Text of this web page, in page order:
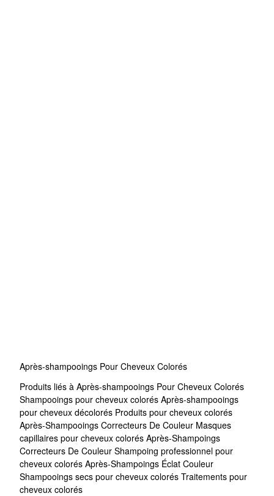
Après-shampooings Pour Cheveux Colorés
Produits liés à Après-shampooings Pour Cheveux Colorés
Shampooings pour cheveux colorés Après-shampooings
pour cheveux décolorés Produits pour cheveux colorés
Après-Shampooings Correcteurs De Couleur Masques
capillaires pour cheveux colorés Après-Shampoings
Correcteurs De Couleur Shampoing professionnel pour
cheveux colorés Après-Shampoings Éclat Couleur
Shampooings secs pour cheveux colorés Traitements pour
cheveux colorés